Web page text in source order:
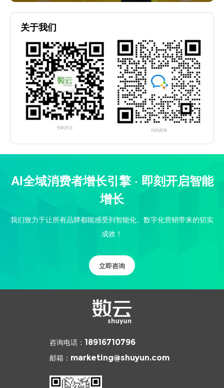
关于我们
扫码关注 扫码咨询
AI全域消费者增长引擎 · 即刻开启智能
增长
我们致力于让所有品牌都能感受到智能化、数字化营销带来的切实
成效！
立即咨询
咨询电话： 18916710796
邮箱： marketing@shuyun.com